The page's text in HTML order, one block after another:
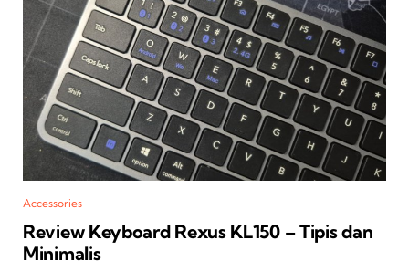
Accessories
Review Keyboard Rexus KL150 – Tipis dan
Minimalis